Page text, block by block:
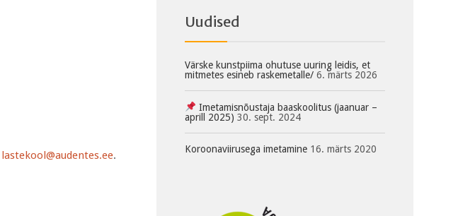
lastekool@audentes.ee.
Uudised
Värske kunstpiima ohutuse uuring leidis, et
mitmetes esineb raskemetalle/ 6. märts 2026
Imetamisnõustaja baaskoolitus (jaanuar –
aprill 2025) 30. sept. 2024
Koroonaviirusega imetamine 16. märts 2020